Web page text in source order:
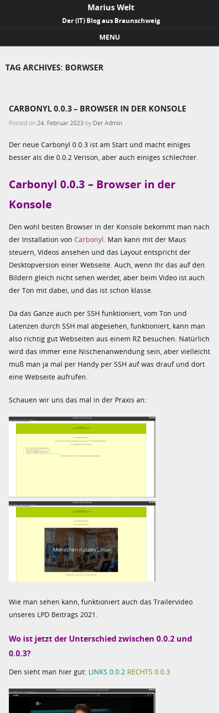
Marius Welt
Der (IT) Blog aus Braunschweig
MENU
TAG ARCHIVES: BORWSER
CARBONYL 0.0.3 – BROWSER IN DER KONSOLE
Posted on 24. Februar 2023 by Der Admin
Der neue Carbonyl 0.0.3 ist am Start und macht einiges
besser als die 0.0.2 Verison, aber auch einiges schlechter.
Carbonyl 0.0.3 – Browser in der
Konsole
Den wohl besten Browser in der Konsole bekommt man nach
der Installation von Carbonyl. Man kann mit der Maus
steuern, Videos ansehen und das Layout entspricht der
Desktopversion einer Webseite. Auch, wenn Ihr das auf den
Bildern gleich nicht sehen werdet, aber beim Video ist auch
der Ton mit dabei, und das ist schon klasse.
Da das Ganze auch per SSH funktioniert, vom Ton und
Latenzen durch SSH mal abgesehen, funktioniert, kann man
also richtig gut Webseiten aus einem RZ besuchen. Natürlich
wird das immer eine Nischenanwendung sein, aber vielleicht
muß man ja mal per Handy per SSH auf was drauf und dort
eine Webseite aufrufen.
Schauen wir uns das mal in der Praxis an:
Wie man sehen kann, funktioniert auch das Trailervideo
unseres LPD Beitrags 2021.
Wo ist jetzt der Unterschied zwischen 0.0.2 und
0.0.3?
Den sieht man hier gut: LINKS 0.0.2 RECHTS 0.0.3